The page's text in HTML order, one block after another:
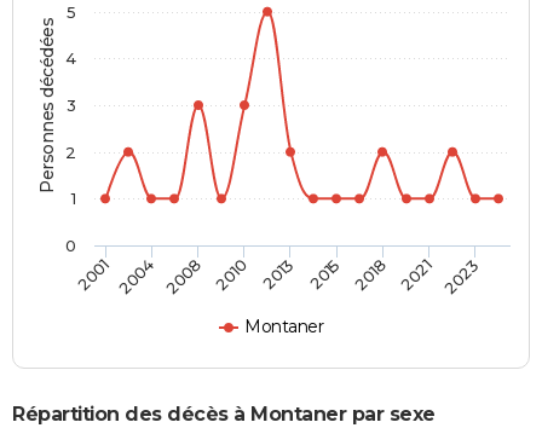
Personnes décédées
Montaner
2001 2004 2008 2010 2013 2015 2018 2021 2023
0
1
2
3
4
5
Répartition des décès à Montaner par sexe